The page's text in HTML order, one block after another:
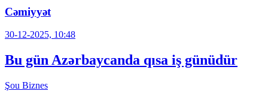
Cəmiyyət
30-12-2025, 10:48
Bu gün Azərbaycanda qısa iş günüdür
Şou Biznes